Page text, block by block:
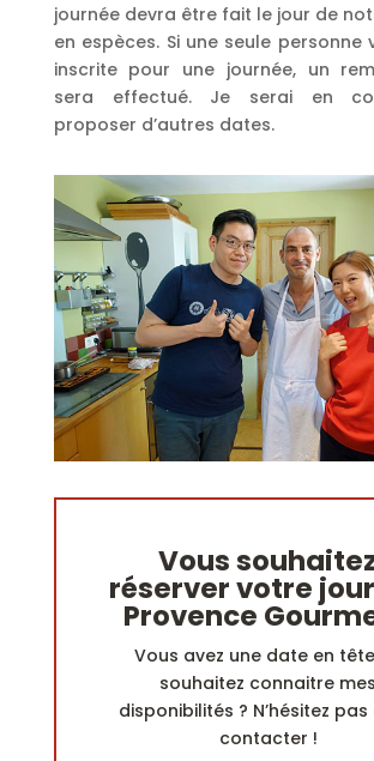
journée devra être fait le jour de
en espèces. Si une seule personne
inscrite pour une journée, un
sera effectué. Je serai en
proposer d’autres dates.
Vous
réserver votre
Provence
Vous avez une date en
souhaitez connaitre mes
disponibilités ? N’hésitez
contacter !